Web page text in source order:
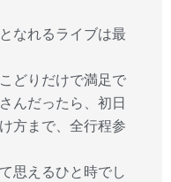
なれるライブは最
どりだけで満足で
んだったら、初日
方まで、全行程参
思えるひと時でし